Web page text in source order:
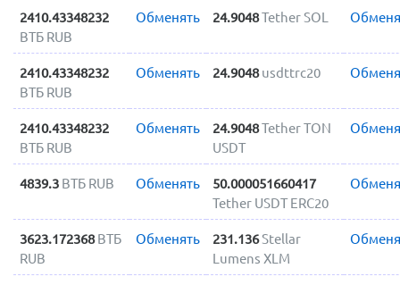
2410.43348232
ВТБ RUB
Обменять 24.9048Tether SOL
2410.43348232
ВТБ RUB
Обменять 24.9048 usdttrc20
2410.43348232
ВТБ RUB
Обменять 24.9048Tether TON
USDT
4839.3 ВТБ RUB Обменять
50.000051660417
Tether USDT ERC20
3623.172368 ВТБ
RUB
Обменять 231.136Stellar
Lumens XLM